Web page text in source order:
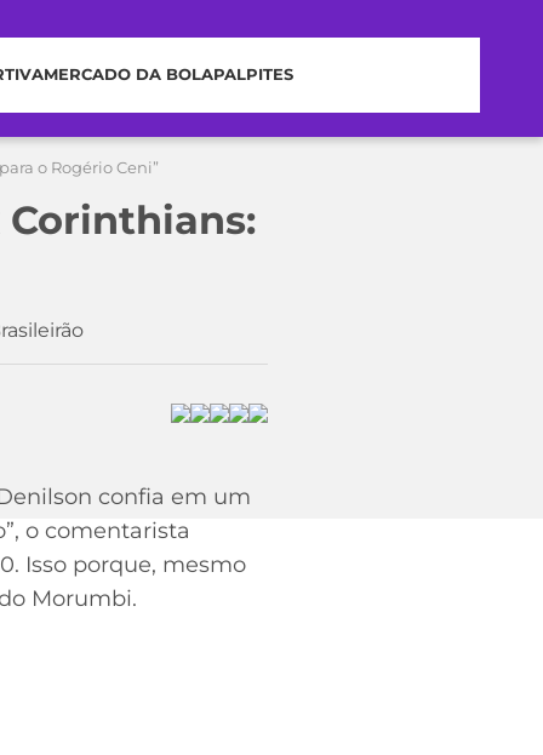
MERCADO DA BOLAPALPITES
o Rogério Ceni”
Corinthians:
confia em um
o comentarista
Isso porque, mesmo
Morumbi.